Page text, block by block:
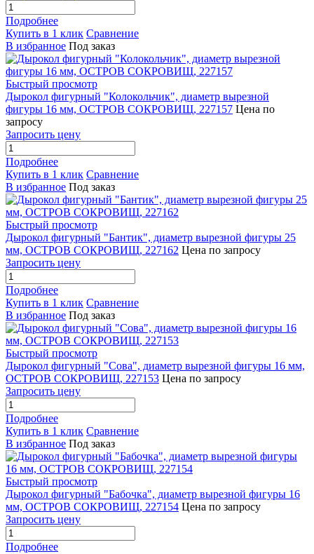
Подробнее
Купить в 1 клик Сравнение
В избранное Под заказ
Быстрый просмотр
Дырокол фигурный "Колокольчик", диаметр вырезной
фигуры 16 мм, ОСТРОВ СОКРОВИЩ, 227157 Цена по
запросу
Запросить цену
Подробнее
Купить в 1 клик Сравнение
В избранное Под заказ
Быстрый просмотр
Дырокол фигурный "Бантик", диаметр вырезной фигуры 25
мм, ОСТРОВ СОКРОВИЩ, 227162 Цена по запросу
Запросить цену
Подробнее
Купить в 1 клик Сравнение
В избранное Под заказ
Быстрый просмотр
Дырокол фигурный "Сова", диаметр вырезной фигуры 16 мм,
ОСТРОВ СОКРОВИЩ, 227153 Цена по запросу
Запросить цену
Подробнее
Купить в 1 клик Сравнение
В избранное Под заказ
Быстрый просмотр
Дырокол фигурный "Бабочка", диаметр вырезной фигуры 16
мм, ОСТРОВ СОКРОВИЩ, 227154 Цена по запросу
Запросить цену
Подробнее